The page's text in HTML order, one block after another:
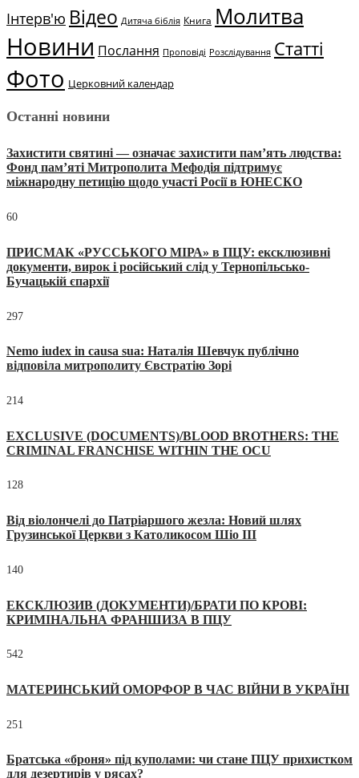
Інтерв'ю Відео Дитяча біблія Книга Молитва
Новини Послання Проповіді Розслідування Статті
Фото Церковний календар
Останні новини
Захистити святині — означає захистити пам’ять людства:
Фонд пам’яті Митрополита Мефодія підтримує
міжнародну петицію щодо участі Росії в ЮНЕСКО
60
ПРИСМАК «РУССЬКОГО МІРА» в ПЦУ: ексклюзивні
документи, вирок і російський слід у Тернопільсько-
Бучацькій єпархії
297
Nemo iudex in causa sua: Наталія Шевчук публічно
відповіла митрополиту Євстратію Зорі
214
EXCLUSIVE (DOCUMENTS)/BLOOD BROTHERS: THE
CRIMINAL FRANCHISE WITHIN THE OCU
128
Від віолончелі до Патріаршого жезла: Новий шлях
Грузинської Церкви з Католикосом Шіо III
140
ЕКСКЛЮЗИВ (ДОКУМЕНТИ)/БРАТИ ПО КРОВІ:
КРИМІНАЛЬНА ФРАНШИЗА В ПЦУ
542
МАТЕРИНСЬКИЙ ОМОРФОР В ЧАС ВІЙНИ В УКРАЇНІ
251
Братська «броня» під куполами: чи стане ПЦУ прихистком
для дезертирів у рясах?